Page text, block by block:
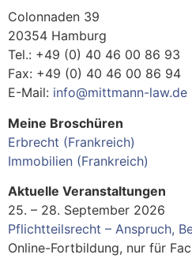
Colonnaden 39
20354 Hamburg
Tel.: +49 (0) 40 46 00 86 93
Fax: +49 (0) 40 46 00 86 94
E-Mail: info@mittmann-law.de
Meine Broschüren
Erbrecht (Frankreich)
Immobilien (Frankreich)
Aktuelle Veranstaltungen
25. – 28. September 2026
Pflichtteilsrecht – Anspruch,
Online-Fortbildung, nur für